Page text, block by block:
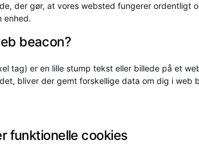
der gør, at vores websted fungerer ordentligt
enhed.
beacon?
tag) er en lille stump tekst eller billede på et
bliver der gemt forskellige data om dig i web
funktionelle cookies